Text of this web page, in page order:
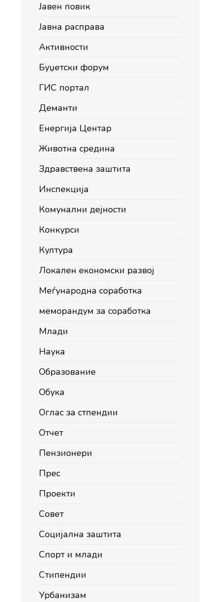
Јавен повик
Јавна расправа
Активности
Буџетски форум
ГИС портал
Деманти
Енергија Центар
Животна средина
Здравствена заштита
Инспекција
Комунални дејности
Конкурси
Култура
Локален економски развој
Меѓународна соработка
меморандум за соработка
Млади
Наука
Образование
Обука
Оглас за стпендии
Отчет
Пензионери
Прес
Проекти
Совет
Социјална заштита
Спорт и млади
Стипендии
Урбанизам